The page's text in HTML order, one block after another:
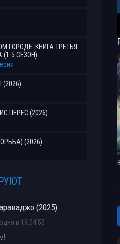
ГОРОДЕ. КНИГА ТРЕТЬЯ:
(1-5 СЕЗОН)
ПЕРЕС (2026)
(2026)
(2025)
в 19:04:55